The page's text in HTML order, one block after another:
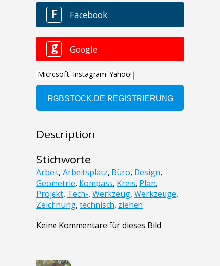
Description
Stichworte
Arbeit, Arbeitsplatz, Büro, Design,
Geometrie, Kompass, Kreis, Plan,
Projekt, Tech-, Werkzeug, Werkzeuge,
Zeichnung, technisch, ziehen
Keine Kommentare für dieses Bild